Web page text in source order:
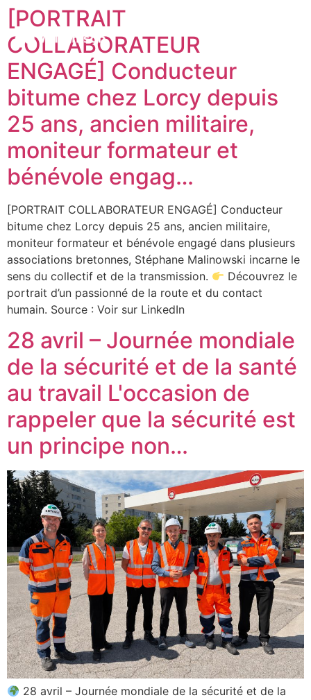
[PORTRAIT
COLLABORATEUR
ENGAGÉ] Conducteur
bitume chez Lorcy depuis
25 ans, ancien militaire,
moniteur formateur et
bénévole engag…
[PORTRAIT COLLABORATEUR ENGAGÉ] Conducteur
bitume chez Lorcy depuis 25 ans, ancien militaire,
moniteur formateur et bénévole engagé dans plusieurs
associations bretonnes, Stéphane Malinowski incarne le
sens du collectif et de la transmission.
Découvrez le
portrait d’un passionné de la route et du contact
humain. Source : Voir sur LinkedIn
28 avril – Journée mondiale
de la sécurité et de la santé
au travail L'occasion de
rappeler que la sécurité est
un principe non…
28 avril – Journée mondiale de la sécurité et de la